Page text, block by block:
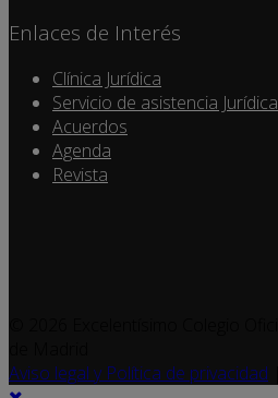
Enlaces de Interés
Clínica Jurídica
Servicio de asistencia Jurídica
Acuerdos
Agenda
Revista
Aviso legal y Política de privacidad